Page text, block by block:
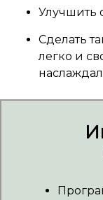
Улучшить
Сделать
легко и